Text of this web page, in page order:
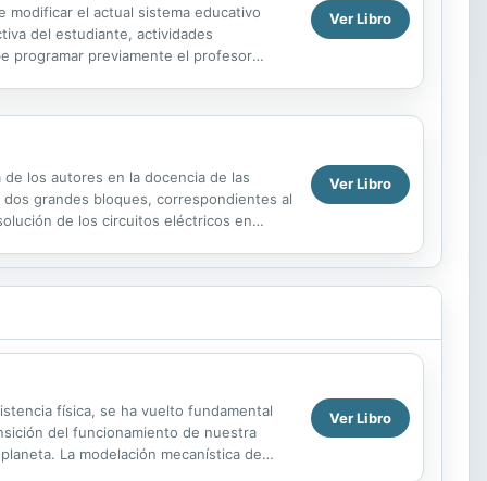
modificar el actual sistema educativo
del estudiante, actividades
programar previamente el profesor
Ver Libro
los autores en la docencia de las
grandes bloques, correspondientes al
de los circuitos eléctricos en
Ver Libro
física, se ha vuelto fundamental
del funcionamiento de nuestra
La modelación mecanística de
Ver Libro